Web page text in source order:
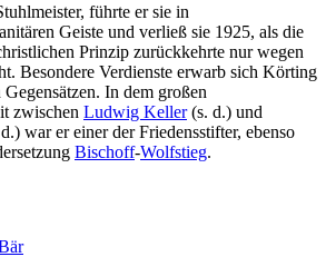
führte er sie in
Geiste und verließ sie 1925, als die
Prinzip zurückkehrte nur wegen
Besondere Verdienste erwarb sich Körting
In dem großen
zwischen Ludwig Keller(s. d.) und
war er einer der Friedensstifter, ebenso
Bischoff-Wolfstieg.